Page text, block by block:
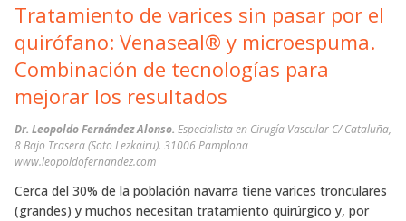
Tratamiento de varices sin pasar por el
quirófano: Venaseal® y microespuma.
Combinación de tecnologías para
mejorar los resultados
Dr. Leopoldo Fernández Alonso. Especialista en Cirugía Vascular C/ Cataluña,
8 Bajo Trasera (Soto Lezkairu). 31006 Pamplona
www.leopoldofernandez.com
Cerca del 30% de la población navarra tiene varices tronculares
(grandes) y muchos necesitan tratamiento quirúrgico y, por